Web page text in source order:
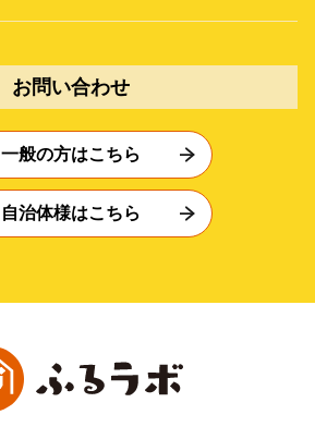
お問い合わせ
一般の方はこちら
自治体様はこちら